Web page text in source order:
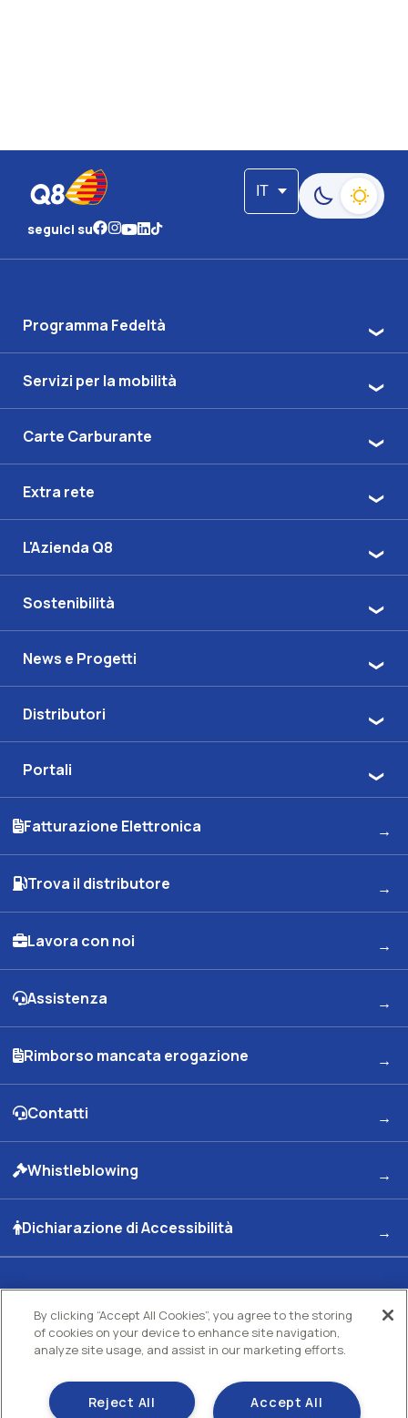
IT
Passa alla
seguici su
Programma Fedeltà
Servizi per la mobilità
Carte Carburante
Extra rete
L'Azienda Q8
Sostenibilità
News e Progetti
Distributori
Portali
Fatturazione Elettronica
Trova il distributore
Lavora con noi
Assistenza
Rimborso mancata erogazione
Contatti
Whistleblowing
Dichiarazione di Accessibilità
Kuwait Petroleum Italia S.p.A
Sede legale e Uffici: Viale dell'Oceano Indiano 13 00144 - ROMA
Partita Iva 00891951006 C.F. 00435970587 C.S. Euro 130.000.000 int. vers. R.E.A di
Roma N.73832 Uff. Reg. Imprese di Roma
Gestisci i tuoi cookie
By clicking “Accept All Cookies”, you agree to the storing
of cookies on your device to enhance site navigation,
analyze site usage, and assist in our marketing efforts.
Accept All
Reject All